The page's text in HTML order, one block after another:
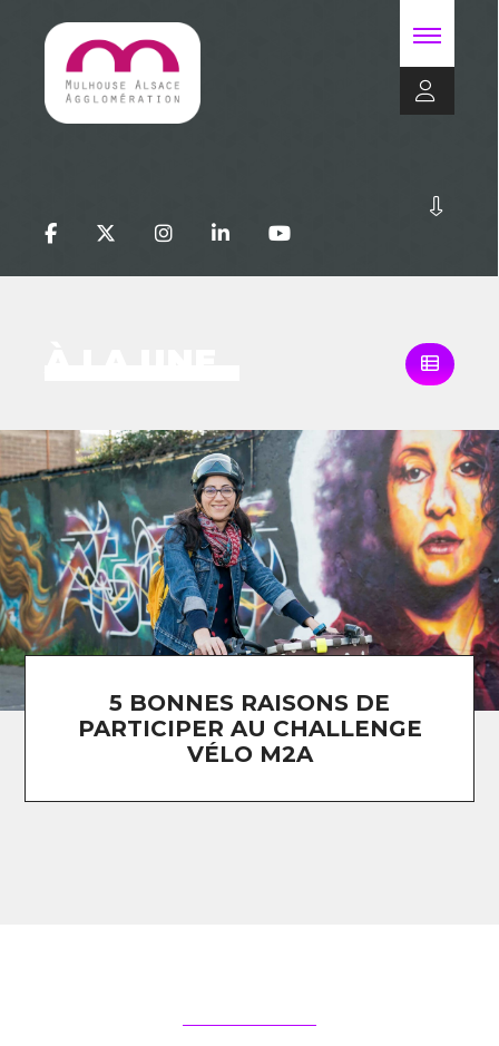
5 BONNES RAISONS DE
PARTICIPER AU CHALLENGE
VÉLO M2A